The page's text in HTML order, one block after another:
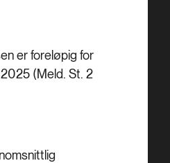
er foreløpig for
(Meld. St. 2